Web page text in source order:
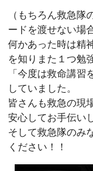
（もちろん救急
ードを渡せない場
何かあった時は精
を知りまた１つ勉
「今度は救命講
していました。
皆さんも救急の現
安心してお手伝い
そして救急隊のみ
ください！！